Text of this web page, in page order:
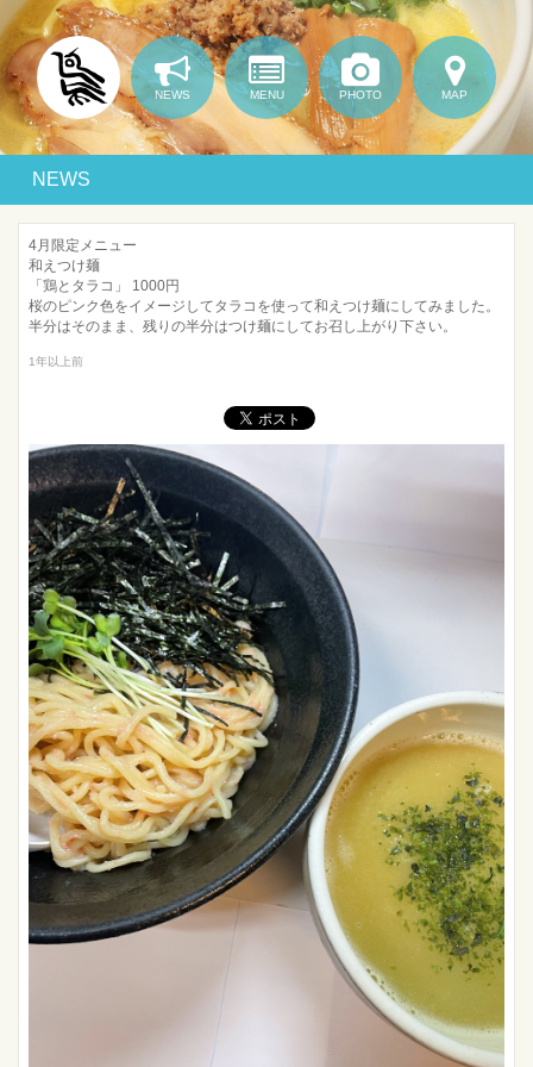
NEWS MENU PHOTO MAP
NEWS
4月限定メニュー
和えつけ麺
「鶏とタラコ」 1000円
桜のピンク色をイメージしてタラコを使って和えつけ麺にしてみました。
半分はそのまま、残りの半分はつけ麺にしてお召し上がり下さい。
1年以上前